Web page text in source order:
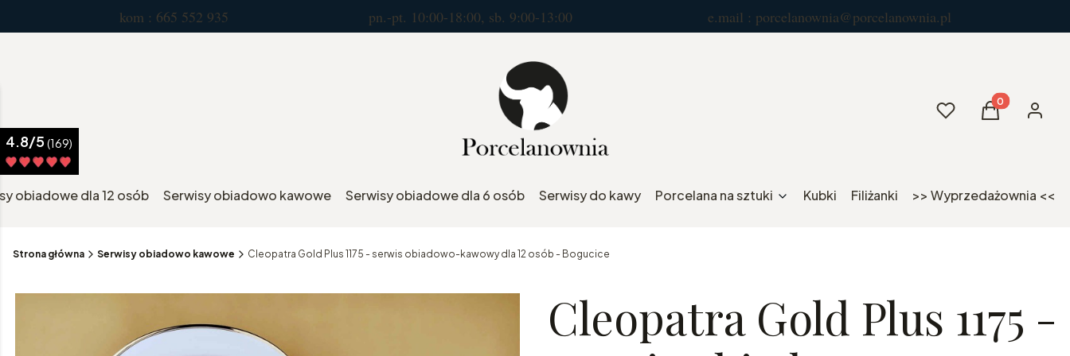
kom : 665 552 935 pn.-pt. 10:00-18:00, sb. 9:00-13:00 e.mail : porcelanownia@porcelanownia.pl
UlubioneProdukty w
Koszyk
obiadowe dla 12 osób Serwisy obiadowo kawowe Serwisy obiadowe dla 6 osób Serwisy do kawy Porcelana na sztuki Kubki Filiżanki >> Wyprzedażownia <<
Strona główna Serwisy obiadowo kawowe Cleopatra Gold Plus 1175 - serwis obiadowo-kawowy dla 12 osób - Bogucice
Cleopatra Gold Plus 1175 -
4.8/5 (169)